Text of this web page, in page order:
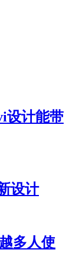
设计能带
设计
多人使